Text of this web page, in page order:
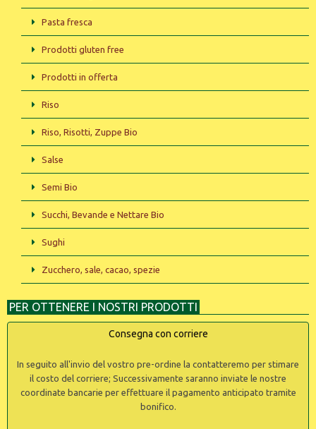
Pasta fresca
Prodotti gluten free
Prodotti in offerta
Riso
Riso, Risotti, Zuppe Bio
Salse
Semi Bio
Succhi, Bevande e Nettare Bio
Sughi
Zucchero, sale, cacao, spezie
PER OTTENERE I NOSTRI PRODOTTI
Consegna con corriere
In seguito all'invio del vostro pre-ordine la contatteremo per stimare
il costo del corriere; Successivamente saranno inviate le nostre
coordinate bancarie per effettuare il pagamento anticipato tramite
bonifico.